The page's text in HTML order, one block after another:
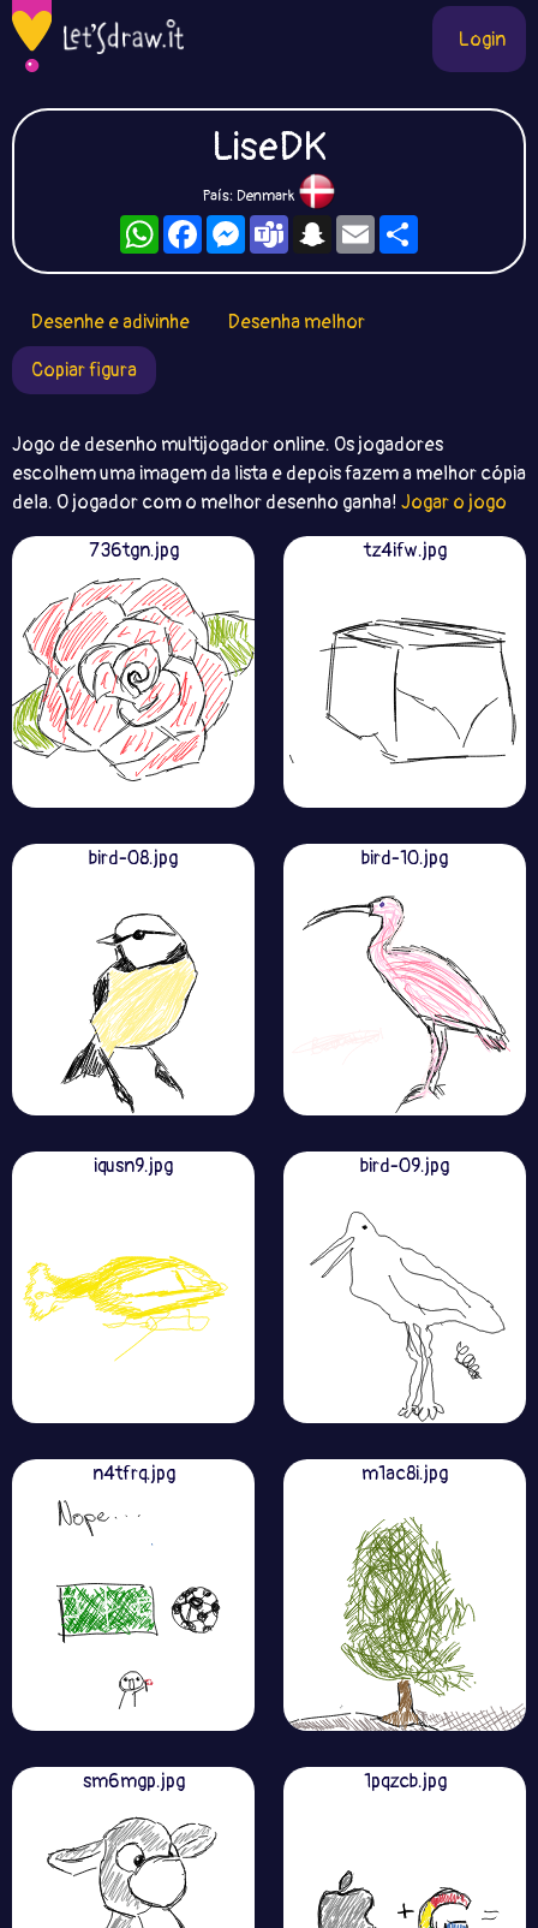
Login
LiseDK
País: Denmark
WhatsAppFacebookMessengerTeamsSnapchat
Email
Desenhe e adivinhe
Desenha melhor
Copiar figura
Jogo de desenho multijogador online. Os jogadores
escolhem uma imagem da lista e depois fazem a melhor cópia
dela. O jogador com o melhor desenho ganha! Jogar o jogo
736tgn.jpg
tz4ifw.jpg
bird-08.jpg bird-10.jpg
iqusn9.jpg bird-09.jpg
n4tfrq.jpg m1ac8i.jpg
sm6mgp.jpg 1pqzcb.jpg